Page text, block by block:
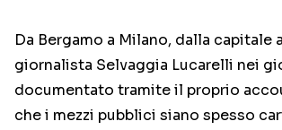
Da Bergamo a Milano, dalla capitale
giornalista Selvaggia Lucarelli nei
documentato tramite il proprio
che i mezzi pubblici siano spesso